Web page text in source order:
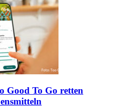
Good To Go retten